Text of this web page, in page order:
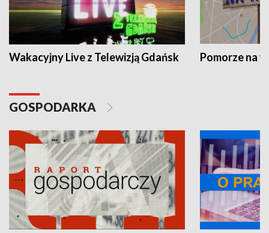
Wakacyjny Live z Telewizją Gdańsk Pomorze na
GOSPODARKA